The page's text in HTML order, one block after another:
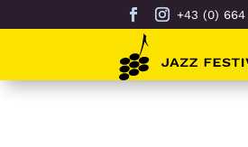
+43 (0) 664